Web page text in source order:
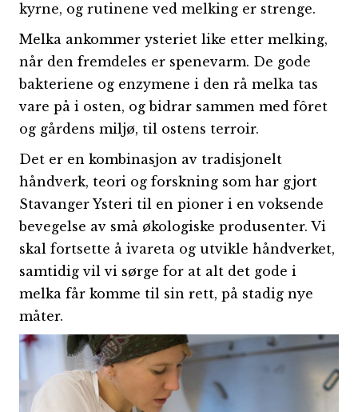
kyrne, og rutinene ved melking er strenge.
Melka ankommer ysteriet like etter melking,
når den fremdeles er spenevarm. De gode
bakteriene og enzymene i den rå melka tas
vare på i osten, og bidrar sammen med fôret
og gårdens miljø, til ostens terroir.
Det er en kombinasjon av tradisjonelt
håndverk, teori og forskning som har gjort
Stavanger Ysteri til en pioner i en voksende
bevegelse av små økologiske produsenter. Vi
skal fortsette å ivareta og utvikle håndverket,
samtidig vil vi sørge for at alt det gode i
melka får komme til sin rett, på stadig nye
måter.